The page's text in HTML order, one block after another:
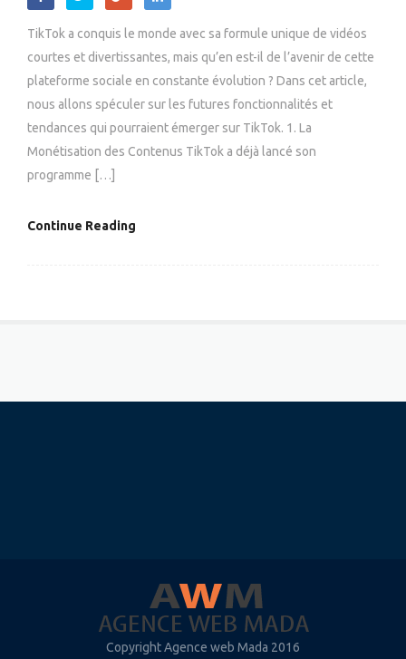
TikTok a conquis le monde avec sa formule unique de vidéos
courtes et divertissantes, mais qu’en est-il de l’avenir de cette
plateforme sociale en constante évolution ? Dans cet article,
nous allons spéculer sur les futures fonctionnalités et
tendances qui pourraient émerger sur TikTok. 1. La
Monétisation des Contenus TikTok a déjà lancé son
programme […]
Continue Reading
Copyright Agence web Mada 2016